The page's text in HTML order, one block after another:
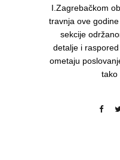
I.Zagrebačkom
travnja ove
sekcije
detalje i
ometaju
tako